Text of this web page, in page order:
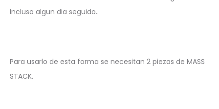
Incluso algun dia seguido..
Para usarlo de esta forma se necesitan 2 piezas de MASS
STACK.